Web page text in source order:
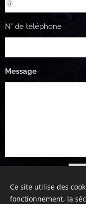
N° de téléphone
Message
Ce site utilise des
fonctionnement, la